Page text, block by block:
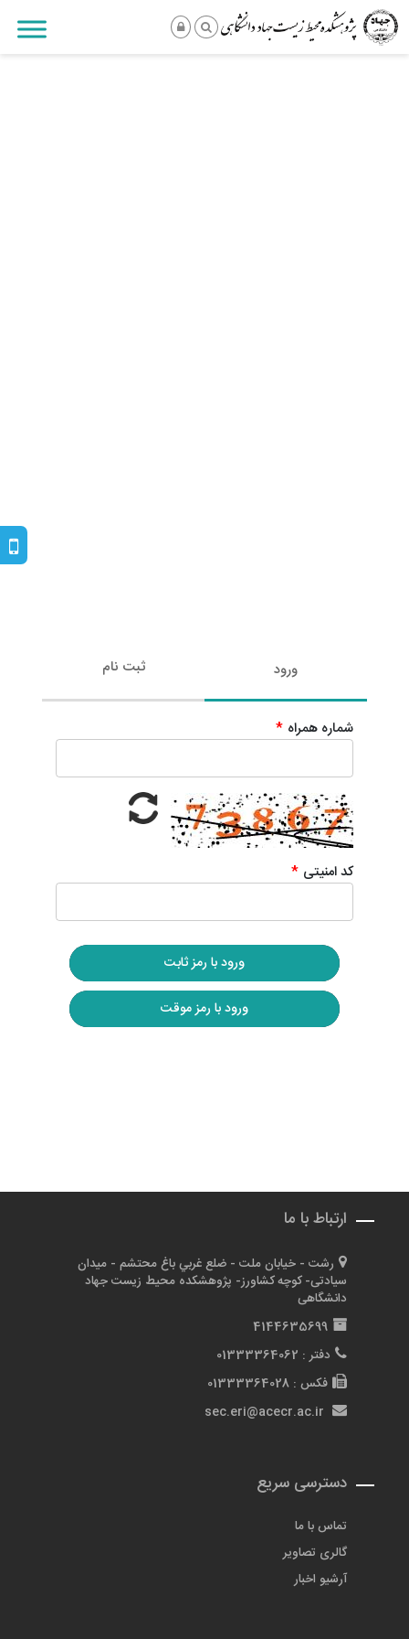
ورود ثبت نام
شماره همراه *
کد امنیتی *
ورود با رمز ثابت
ورود با رمز موقت
ارتباط با ما
رشت - خيابان ملت - ضلع غربي باغ محتشم - میدان
سیادتی- کوچه کشاورز- پژوهشکده محیط زیست جهاد
دانشگاهی
4144635699
دفتر : 01333364062
فکس : 01333364028
@
دسترسی سریع
تماس با ما
گالری تصاویر
آرشیو اخبار